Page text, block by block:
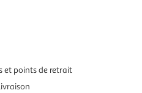
et points de retrait